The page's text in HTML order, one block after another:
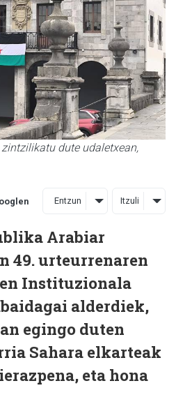
dute udaletxean,
Entzun Itzuli
Arabiar
49. urteurrenaren
Instituzionala
alderdiek,
egingo duten
Sahara elkarteak
eta hona